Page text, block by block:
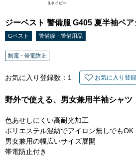
0.ネイビー
ジーベスト 警備服 G405 夏半袖ペア
Gベスト 警備服・警備用品
制電・帯電防止
お気に入り登録数： 1 お気に入り登録
野外で使える、男女兼用半袖シャツ
色あせしにくい高耐光加工
ポリエステル混紡でアイロン無しでもOK
男女兼用の幅広いサイズ展開
帯電防止付き